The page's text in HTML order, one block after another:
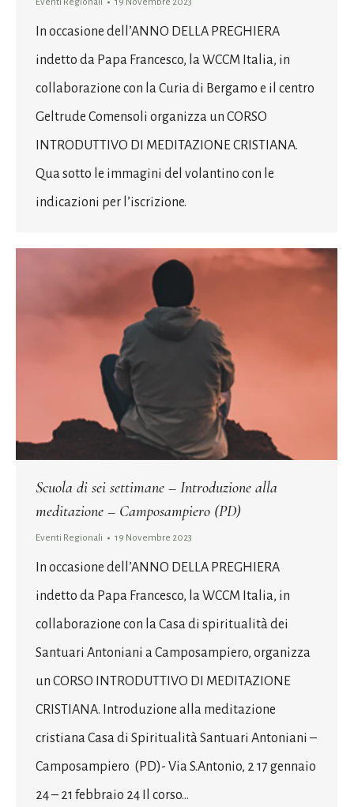
In occasione dell’ANNO DELLA PREGHIERA
indetto da Papa Francesco, la WCCM Italia, in
collaborazione con la Curia di Bergamo e il centro
Geltrude Comensoli organizza un CORSO
INTRODUTTIVO DI MEDITAZIONE CRISTIANA.
Qua sotto le immagini del volantino con le
indicazioni per l’iscrizione.
Scuola di sei settimane – Introduzione alla
meditazione – Camposampiero (PD)
Eventi Regionali 19 Novembre 2023
In occasione dell’ANNO DELLA PREGHIERA
indetto da Papa Francesco, la WCCM Italia, in
collaborazione con la Casa di spiritualità dei
Santuari Antoniani a Camposampiero, organizza
un CORSO INTRODUTTIVO DI MEDITAZIONE
CRISTIANA. Introduzione alla meditazione
cristiana Casa di Spiritualità Santuari Antoniani –
Camposampiero (PD)- Via S.Antonio, 2 17 gennaio
24 – 21 febbraio 24 Il corso…